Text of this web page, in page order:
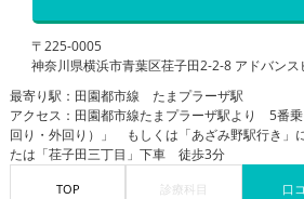
〒225-0005
神奈川県横浜市青葉区荏子田2-2-8 アドバンス
最寄り駅：田園都市線 たまプラーザ駅
アクセス：田園都市線たまプラーザ駅より 5番
回り・外回り）」 もしくは「あざみ野駅行き」
たは「荏子田三丁目」下車 徒歩3分
TOP 診療科目 口